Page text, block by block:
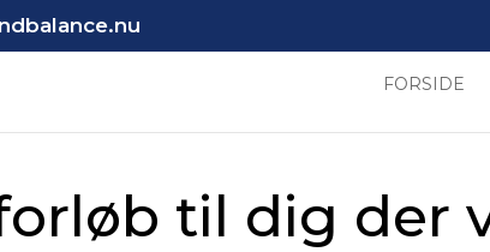
FORSIDE
til dig der